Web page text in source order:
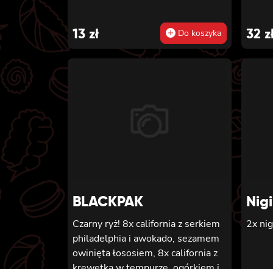
13 zł Do koszyka 32
BLACKPAK
Czarny ryż! 8x california z serkiem
philadelphia i awokado, sezamem
owinięta łososiem, 8x california z
2x